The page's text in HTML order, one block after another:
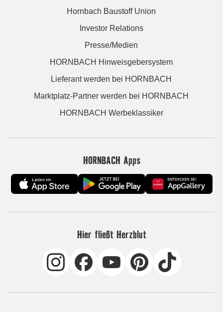
Hornbach Baustoff Union
Investor Relations
Presse/Medien
HORNBACH Hinweisgebersystem
Lieferant werden bei HORNBACH
Marktplatz-Partner werden bei HORNBACH
HORNBACH Werbeklassiker
HORNBACH Apps
Hier fließt Herzblut